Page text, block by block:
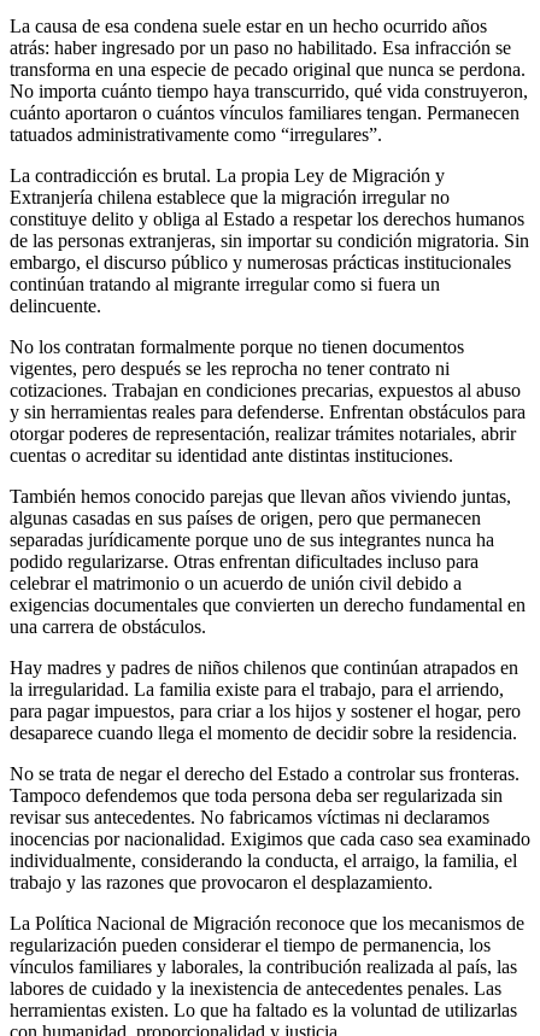
La causa de esa condena suele estar en un hecho ocurrido años
atrás: haber ingresado por un paso no habilitado. Esa infracción se
transforma en una especie de pecado original que nunca se perdona.
No importa cuánto tiempo haya transcurrido, qué vida construyeron,
cuánto aportaron o cuántos vínculos familiares tengan. Permanecen
tatuados administrativamente como “irregulares”.
La contradicción es brutal. La propia Ley de Migración y
Extranjería chilena establece que la migración irregular no
constituye delito y obliga al Estado a respetar los derechos humanos
de las personas extranjeras, sin importar su condición migratoria. Sin
embargo, el discurso público y numerosas prácticas institucionales
continúan tratando al migrante irregular como si fuera un
delincuente.
No los contratan formalmente porque no tienen documentos
vigentes, pero después se les reprocha no tener contrato ni
cotizaciones. Trabajan en condiciones precarias, expuestos al abuso
y sin herramientas reales para defenderse. Enfrentan obstáculos para
otorgar poderes de representación, realizar trámites notariales, abrir
cuentas o acreditar su identidad ante distintas instituciones.
También hemos conocido parejas que llevan años viviendo juntas,
algunas casadas en sus países de origen, pero que permanecen
separadas jurídicamente porque uno de sus integrantes nunca ha
podido regularizarse. Otras enfrentan dificultades incluso para
celebrar el matrimonio o un acuerdo de unión civil debido a
exigencias documentales que convierten un derecho fundamental en
una carrera de obstáculos.
Hay madres y padres de niños chilenos que continúan atrapados en
la irregularidad. La familia existe para el trabajo, para el arriendo,
para pagar impuestos, para criar a los hijos y sostener el hogar, pero
desaparece cuando llega el momento de decidir sobre la residencia.
No se trata de negar el derecho del Estado a controlar sus fronteras.
Tampoco defendemos que toda persona deba ser regularizada sin
revisar sus antecedentes. No fabricamos víctimas ni declaramos
inocencias por nacionalidad. Exigimos que cada caso sea examinado
individualmente, considerando la conducta, el arraigo, la familia, el
trabajo y las razones que provocaron el desplazamiento.
La Política Nacional de Migración reconoce que los mecanismos de
regularización pueden considerar el tiempo de permanencia, los
vínculos familiares y laborales, la contribución realizada al país, las
labores de cuidado y la inexistencia de antecedentes penales. Las
herramientas existen. Lo que ha faltado es la voluntad de utilizarlas